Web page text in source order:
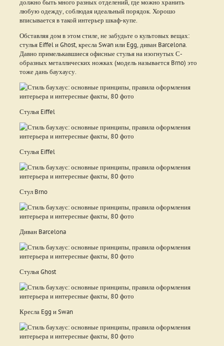
должно быть много разных отделений, где можно хранить
любую одежду, соблюдая идеальный порядок. Хорошо
вписывается в такой интерьер шкаф-купе.
Обставляя дом в этом стиле, не забудьте о культовых вещах:
стулья Eiffel и Ghost, кресла Swan или Egg, диван Barcelona.
Давно примелькавшиеся офисные стулья на изогнутых С-
образных металлических ножках (модель называется Brno) это
тоже дань баухаусу.
Стулья Eiffel
Стулья Eiffel
Стул Brno
Диван Barcelona
Стулья Ghost
Кресла Egg и Swan